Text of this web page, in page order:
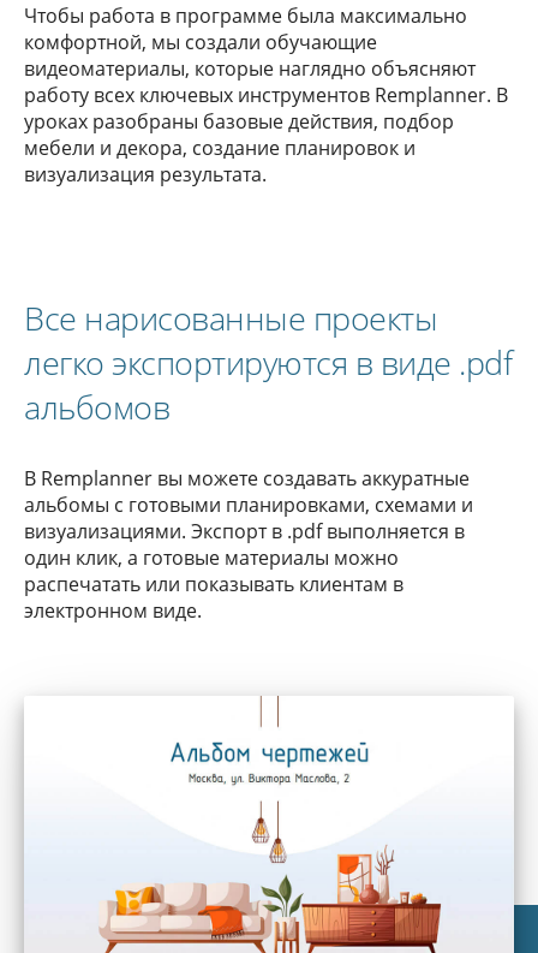
Чтобы работа в программе была максимально
комфортной, мы создали обучающие
видеоматериалы, которые наглядно объясняют
работу всех ключевых инструментов Remplanner. В
уроках разобраны базовые действия, подбор
мебели и декора, создание планировок и
визуализация результата.
Все нарисованные проекты
легко экспортируются в виде .pdf
альбомов
В Remplanner вы можете создавать аккуратные
альбомы с готовыми планировками, схемами и
визуализациями. Экспорт в .pdf выполняется в
один клик, а готовые материалы можно
распечатать или показывать клиентам в
электронном виде.